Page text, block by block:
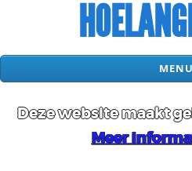
MENU
Deze website maakt
Meer